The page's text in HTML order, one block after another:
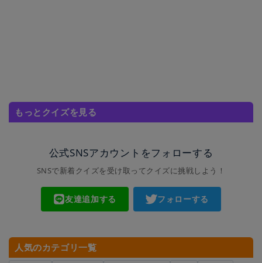
もっとクイズを見る
公式SNSアカウントをフォローする
SNSで新着クイズを受け取ってクイズに挑戦しよう！
友達追加する フォローする
人気のカテゴリ一覧